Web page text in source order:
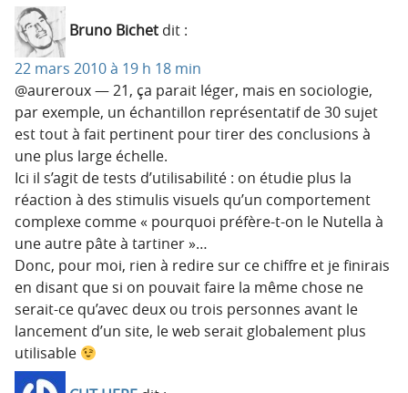
Bruno Bichet dit :
22 mars 2010 à 19 h 18 min
@aureroux — 21, ça parait léger, mais en sociologie,
par exemple, un échantillon représentatif de 30 sujet
est tout à fait pertinent pour tirer des conclusions à
une plus large échelle.
Ici il s’agit de tests d’utilisabilité : on étudie plus la
réaction à des stimulis visuels qu’un comportement
complexe comme « pourquoi préfère-t-on le Nutella à
une autre pâte à tartiner »…
Donc, pour moi, rien à redire sur ce chiffre et je finirais
en disant que si on pouvait faire la même chose ne
serait-ce qu’avec deux ou trois personnes avant le
lancement d’un site, le web serait globalement plus
utilisable